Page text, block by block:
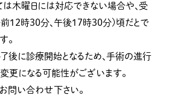
木曜日には対応できない場合や、受
２時３０分、午後１７時３０分)頃だとで
。
後に診療開始となるため、手術の進行
更になる可能性がございます。
問い合わせ下さい。